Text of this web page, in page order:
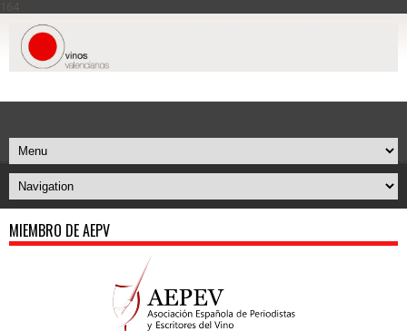
164
MIEMBRO DE AEPV